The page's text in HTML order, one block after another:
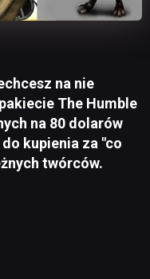
na nie
The Humble
na 80 dolarów
kupienia za "co
twórców.